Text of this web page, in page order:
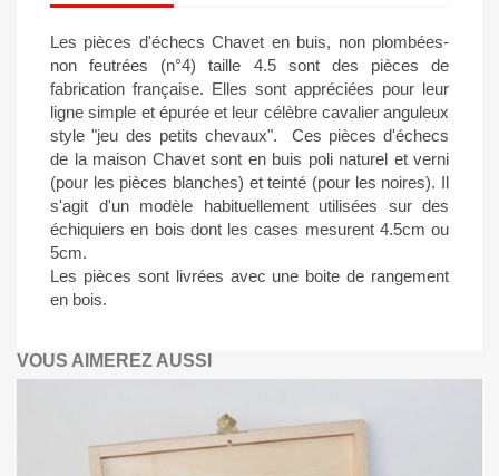
Les pièces d'échecs Chavet en buis, non plombées-
non feutrées (n°4) taille 4.5 sont des pièces de
fabrication française. Elles sont appréciées pour leur
ligne simple et épurée et leur célèbre cavalier anguleux
style "jeu des petits chevaux". Ces pièces d'échecs
de la maison Chavet sont en buis poli naturel et verni
(pour les pièces blanches) et teinté (pour les noires). Il
s'agit d'un modèle habituellement utilisées sur des
échiquiers en bois dont les cases mesurent 4.5cm ou
5cm.
Les pièces sont livrées avec une boite de rangement
en bois.
VOUS AIMEREZ AUSSI